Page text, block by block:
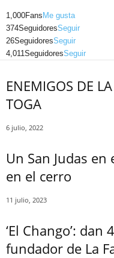
1,000Fans Me gusta
374SeguidoresSeguir
26SeguidoresSeguir
4,011SeguidoresSeguir
ENEMIGOS DE
TOGA
6 julio, 2022
Un San Judas
en el cerro
11 julio, 2023
‘El Chango’:
fundador de La